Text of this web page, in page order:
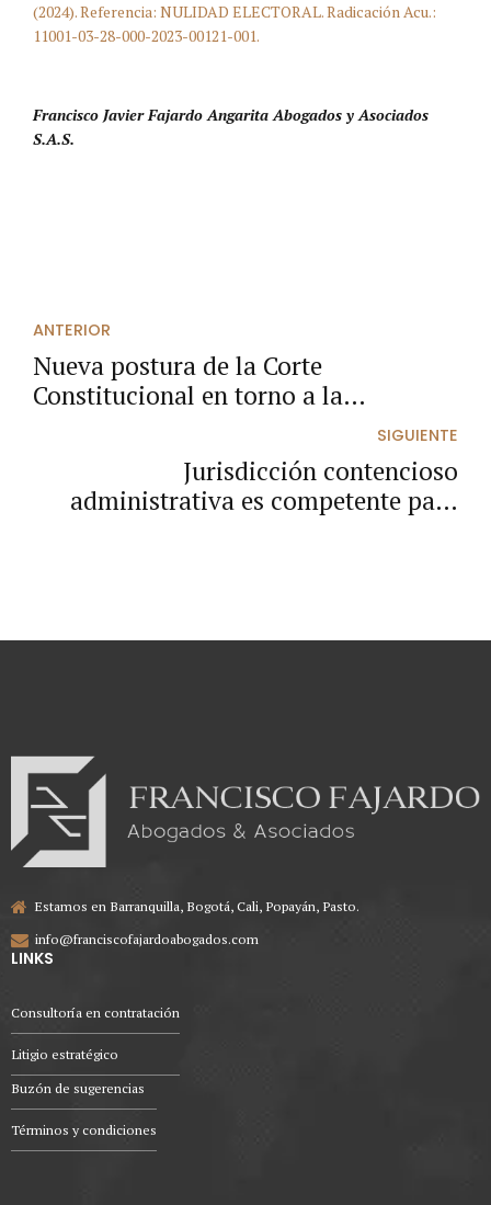
(2024). Referencia: NULIDAD ELECTORAL. Radicación Acu.:
11001-03-28-000-2023-00121-001.
Francisco Javier Fajardo Angarita Abogados y Asociados
S.A.S.
ANTERIOR
Nueva postura de la Corte
Constitucional en torno a la
sustentación del recurso de apelación
contra sentencias, en procesos
civiles.
SIGUIENTE
Jurisdicción contencioso
administrativa es competente para
Estamos en Barranquilla, Bogotá, Cali, Popayán, Pasto.
info@franciscofajardoabogados.com
LINKS
Consultoría en contratación
Litigio estratégico
Buzón de sugerencias
Términos y condiciones